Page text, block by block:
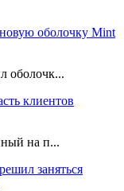
оболочку Mint
оболочк...
клиентов
на п...
заняться